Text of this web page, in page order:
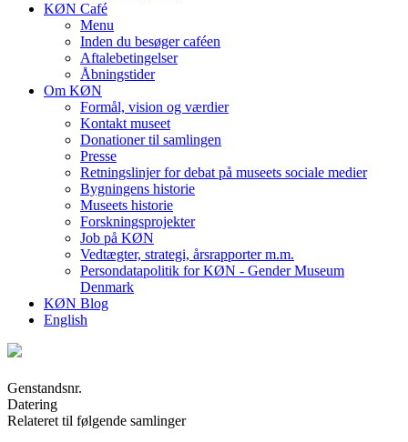
KØN Café
Menu
Inden du besøger caféen
Aftalebetingelser
Åbningstider
Om KØN
Formål, vision og værdier
Kontakt museet
Donationer til samlingen
Presse
Retningslinjer for debat på museets sociale medier
Bygningens historie
Museets historie
Forskningsprojekter
Job på KØN
Vedtægter, strategi, årsrapporter m.m.
Persondatapolitik for KØN - Gender Museum
Denmark
KØN Blog
English
Genstandsnr.
Datering
Relateret til følgende samlinger